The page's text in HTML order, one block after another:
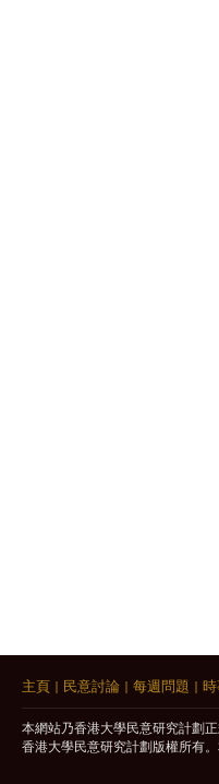
主頁 民意討論 每週問題
本網站乃香港大學民意研究計劃
香港大學民意研究計劃版權所有